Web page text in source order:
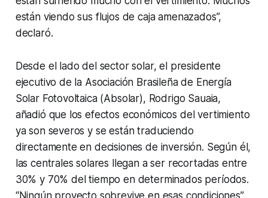
están viendo sus flujos de caja amenazados”,
declaró.
Desde el lado del sector solar, el presidente
ejecutivo de la Asociación Brasileña de Energía
Solar Fotovoltaica (Absolar), Rodrigo Sauaia,
añadió que los efectos económicos del vertimiento
ya son severos y se están traduciendo
directamente en decisiones de inversión. Según él,
las centrales solares llegan a ser recortadas entre
30% y 70% del tiempo en determinados períodos.